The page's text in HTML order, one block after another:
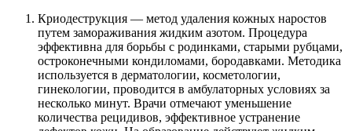
Криодеструкция — метод удаления кожных наростов
путем замораживания жидким азотом. Процедура
эффективна для борьбы с родинками, старыми рубцами,
остроконечными кондиломами, бородавками. Методика
используется в дерматологии, косметологии,
гинекологии, проводится в амбулаторных условиях за
несколько минут. Врачи отмечают уменьшение
количества рецидивов, эффективное устранение